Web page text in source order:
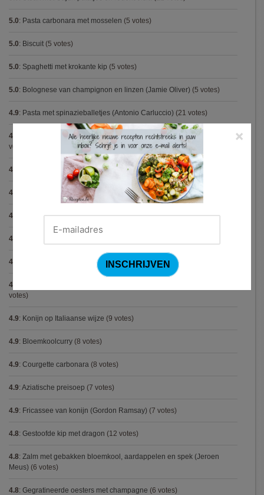
5.0: Pasta carbonara met mosselen (5 votes)
5.0: Biscuit (5 votes)
5.0: Spaghetti met krokante kip (5 votes)
5.0: Bolognese van champignon en linzen (Jamie Oliver) (5 votes)
4.9: Pasta met spinazieballetjes (Antonio Carluccio) (21 votes)
4.9 Volkorenspaghetti in mosterdsaus met prei en spek (Colruyt)
votes)
4.9 Gegrilde nougat met esdoornsiroop (14 votes)
4.9 Gegratineerde gehaktballen in tomatensaus(12 votes)
4.9 Gekarameliseerd witloof met serranoham (Ottolenghi)(11 votes)
4.9
4.9 Steak chimichurri (Gordon Ramsay)(10 votes)
4.9
votes)
4.9: Konijn op Italiaanse wijze (9 votes)
4.9: Bloemkoolcurry (8 votes)
4.9: Courgette carbonara (8 votes)
4.9: Aziatische preisoep (7 votes)
4.9: Fricassee van konijn (Gordon Ramsay) (7 votes)
4.8: Gestoofde kip met dragon (12 votes)
4.8: Zalm met gebakken bloemkool, aardappelen en spek (Jeroen
Meus) (6 votes)
4.8: Gegratineerde oesters met champagne (6 votes)
×